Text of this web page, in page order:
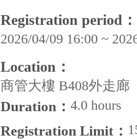
Registration period：
2026/04/09 16:00 ~
Location：
商管大樓 B408外走廊
Duration： 4.0 hours
Registration Limit：